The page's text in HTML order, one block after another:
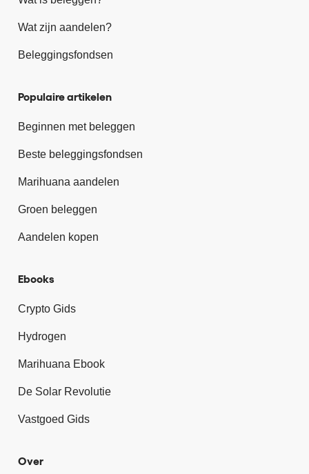
Wat zijn aandelen?
Beleggingsfondsen
Populaire artikelen
Beginnen met beleggen
Beste beleggingsfondsen
Marihuana aandelen
Groen beleggen
Aandelen kopen
Ebooks
Crypto Gids
Hydrogen
Marihuana Ebook
De Solar Revolutie
Vastgoed Gids
Over